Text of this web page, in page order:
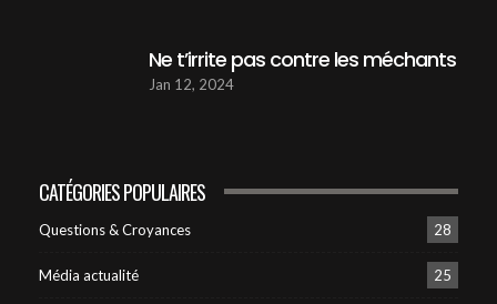
ARMAGEDDON - Amérique, Asie, Afrique,
Europe, Quelles implications ?
57:46
22
49:34
Ne t’irrite pas contre les méchants
Jan 12, 2024
CATÉGORIES POPULAIRES
Questions & Croyances 28
Média actualité 25